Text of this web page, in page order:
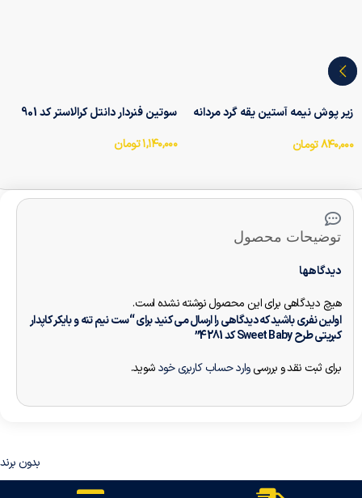
زیر پوش نیمه آستین یقه گرد مردانه
۸۴۰,۰۰۰تومان
سوتین فنر‌دار دانتل کرالاستر کد 901
۱,۱۴۰,۰۰۰تومان
توضیحات محصول
دیدگاهها
هیچ دیدگاهی برای این محصول نوشته نشده است.
اولین نفری باشید که دیدگاهی را ارسال می کنید برای “ست نیم تنه و بایکر کاپدار
کبریتی طرح Sweet Baby کد 4281”
برای ثبت نقد و بررسیوارد حساب کاربری خودشوید.
بدون برند